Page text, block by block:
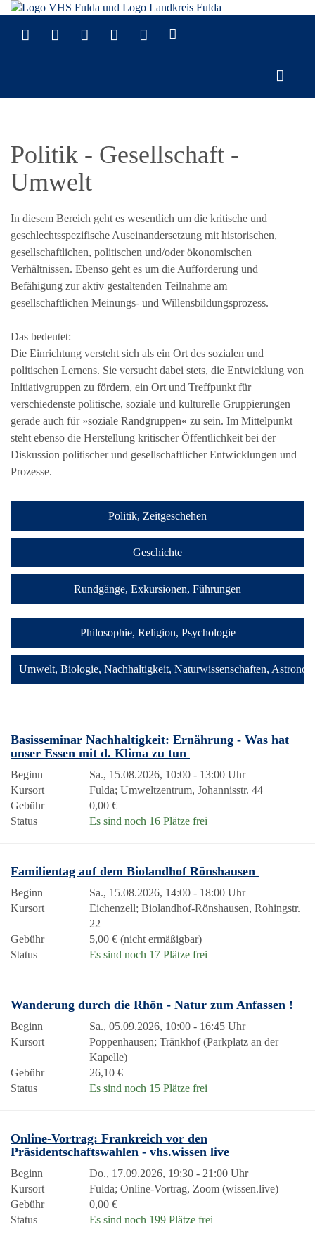
Politik - Gesellschaft -
Umwelt
In diesem Bereich geht es wesentlich um die kritische und
geschlechtsspezifische Auseinandersetzung mit historischen,
gesellschaftlichen, politischen und/oder ökonomischen
Verhältnissen. Ebenso geht es um die Aufforderung und
Befähigung zur aktiv gestaltenden Teilnahme am
gesellschaftlichen Meinungs- und Willensbildungsprozess.
Das bedeutet:
Die Einrichtung versteht sich als ein Ort des sozialen und
politischen Lernens. Sie versucht dabei stets, die Entwicklung von
Initiativgruppen zu fördern, ein Ort und Treffpunkt für
verschiedenste politische, soziale und kulturelle Gruppierungen
gerade auch für »soziale Randgruppen« zu sein. Im Mittelpunkt
steht ebenso die Herstellung kritischer Öffentlichkeit bei der
Diskussion politischer und gesellschaftlicher Entwicklungen und
Prozesse.
Politik, Zeitgeschehen
Geschichte
Rundgänge, Exkursionen, Führungen
Philosophie, Religion, Psychologie
Umwelt, Biologie, Nachhaltigkeit, Naturwissenschaften,
Basisseminar Nachhaltigkeit: Ernährung - Was hat
unser Essen mit d. Klima zu tun
Beginn
Sa., 15.08.2026, 10:00 - 13:00 Uhr
Kursort
Fulda; Umweltzentrum, Johannisstr. 44
Gebühr
0,00 €
Status
Es sind noch 16 Plätze frei
Familientag auf dem Biolandhof Rönshausen
Beginn
Sa., 15.08.2026, 14:00 - 18:00 Uhr
Kursort
Eichenzell; Biolandhof-Rönshausen, Rohingstr.
22
Gebühr
5,00 € (nicht ermäßigbar)
Status
Es sind noch 17 Plätze frei
Wanderung durch die Rhön - Natur zum Anfassen !
Beginn
Sa., 05.09.2026, 10:00 - 16:45 Uhr
Kursort
Poppenhausen; Tränkhof (Parkplatz an der
Kapelle)
Gebühr
26,10 €
Status
Es sind noch 15 Plätze frei
Online-Vortrag: Frankreich vor den
Präsidentschaftswahlen - vhs.wissen live
Beginn
Do., 17.09.2026, 19:30 - 21:00 Uhr
Kursort
Fulda; Online-Vortrag, Zoom (wissen.live)
Gebühr
0,00 €
Status
Es sind noch 199 Plätze frei